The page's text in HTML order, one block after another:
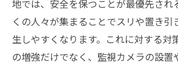
地では、安全を保つことが最優先され
くの人々が集まることでスリや置き引
生しやすくなります。これに対する対
の増強だけでなく、監視カメラの設置